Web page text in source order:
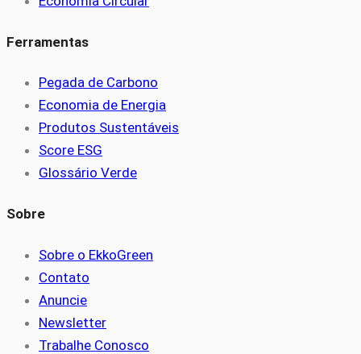
Ferramentas
Pegada de Carbono
Economia de Energia
Produtos Sustentáveis
Score ESG
Glossário Verde
Sobre
Sobre o EkkoGreen
Contato
Anuncie
Newsletter
Trabalhe Conosco